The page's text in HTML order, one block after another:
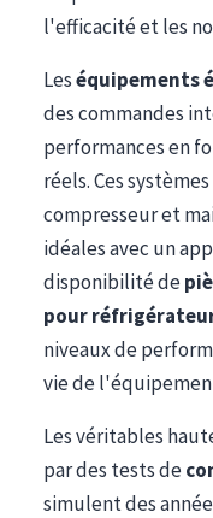
l'efficacité et les
Leséquipements
des commandes
performances en
réels. Ces
compresseur et
idéales avec un
disponibilité de
pour
niveaux de
vie de
Les véritables
par des tests de
simulent des